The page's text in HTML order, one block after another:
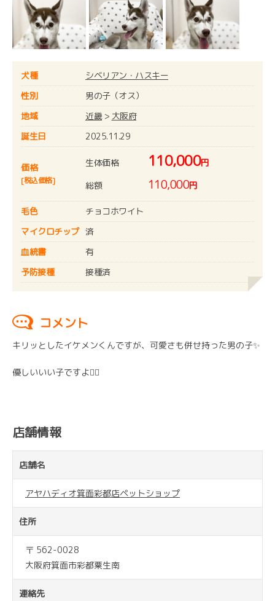
犬種
シベリアン・ハスキー
性別
男の子（オス）
地域
近畿> 大阪府
誕生日
2025.11.29
価格
[税込価格]
生体価格 110,000円
総額
110,000円
毛色
チョコホワイト
マイクロチップ 済
血統書
有
予防接種
接種済
コメント
キリッとしたイケメンくんですが、可愛さも併せ持った男の子✨
優しいいい子ですよ♡⃛
店舗情報
店舗名
アヤハディオ箕面彩都店ペットショップ
住所
〒 562-0028
大阪府箕面市彩都粟生南
連絡先